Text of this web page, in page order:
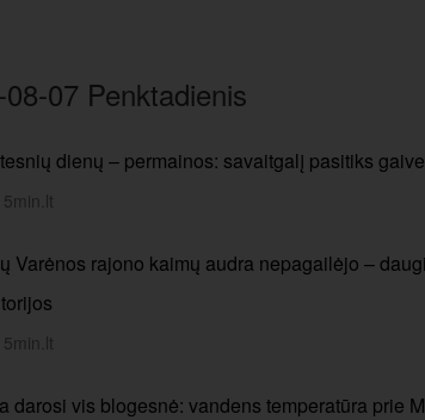
07 Penktadienis
dienų – permainos: savaitgalį pasitiks
Varėnos rajono kaimų audra nepagailėjo –
darosi vis blogesnė: vandens temperatūra prie